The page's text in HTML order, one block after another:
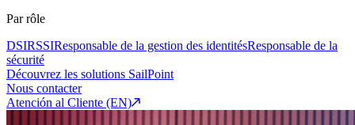
Par rôle
DSIRSSIResponsable de la gestion des identitésResponsable de la
sécurité
Découvrez les solutions SailPoint
Nous contacter
Atención al Cliente (EN)